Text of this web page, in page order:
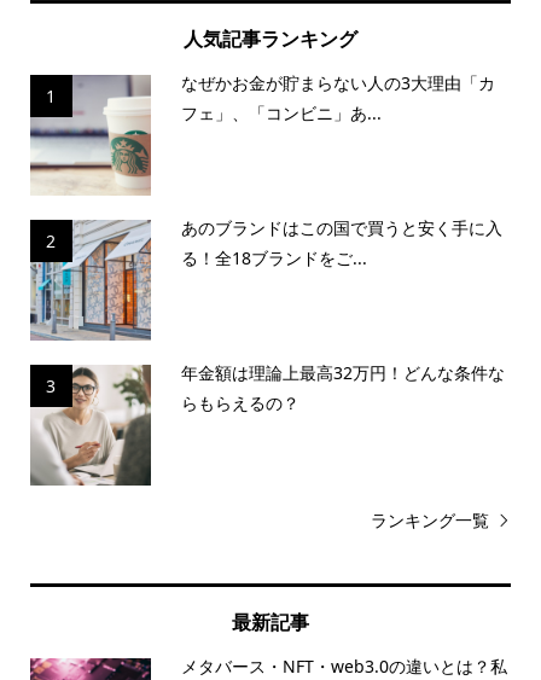
人気記事ランキング
1
なぜかお金が貯まらない人の3大理由「カ
フェ」、「コンビニ」あ...
2
あのブランドはこの国で買うと安く手に入
る！全18ブランドをご...
3
年金額は理論上最高32万円！どんな条件な
らもらえるの？
ランキング一覧
最新記事
メタバース・NFT・web3.0の違いとは？私